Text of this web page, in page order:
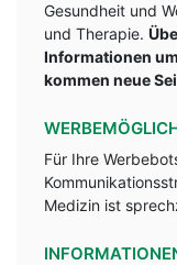
Gesundheit und
und Therapie.
Informationen
kommen neue
Für Ihre
Medizin ist